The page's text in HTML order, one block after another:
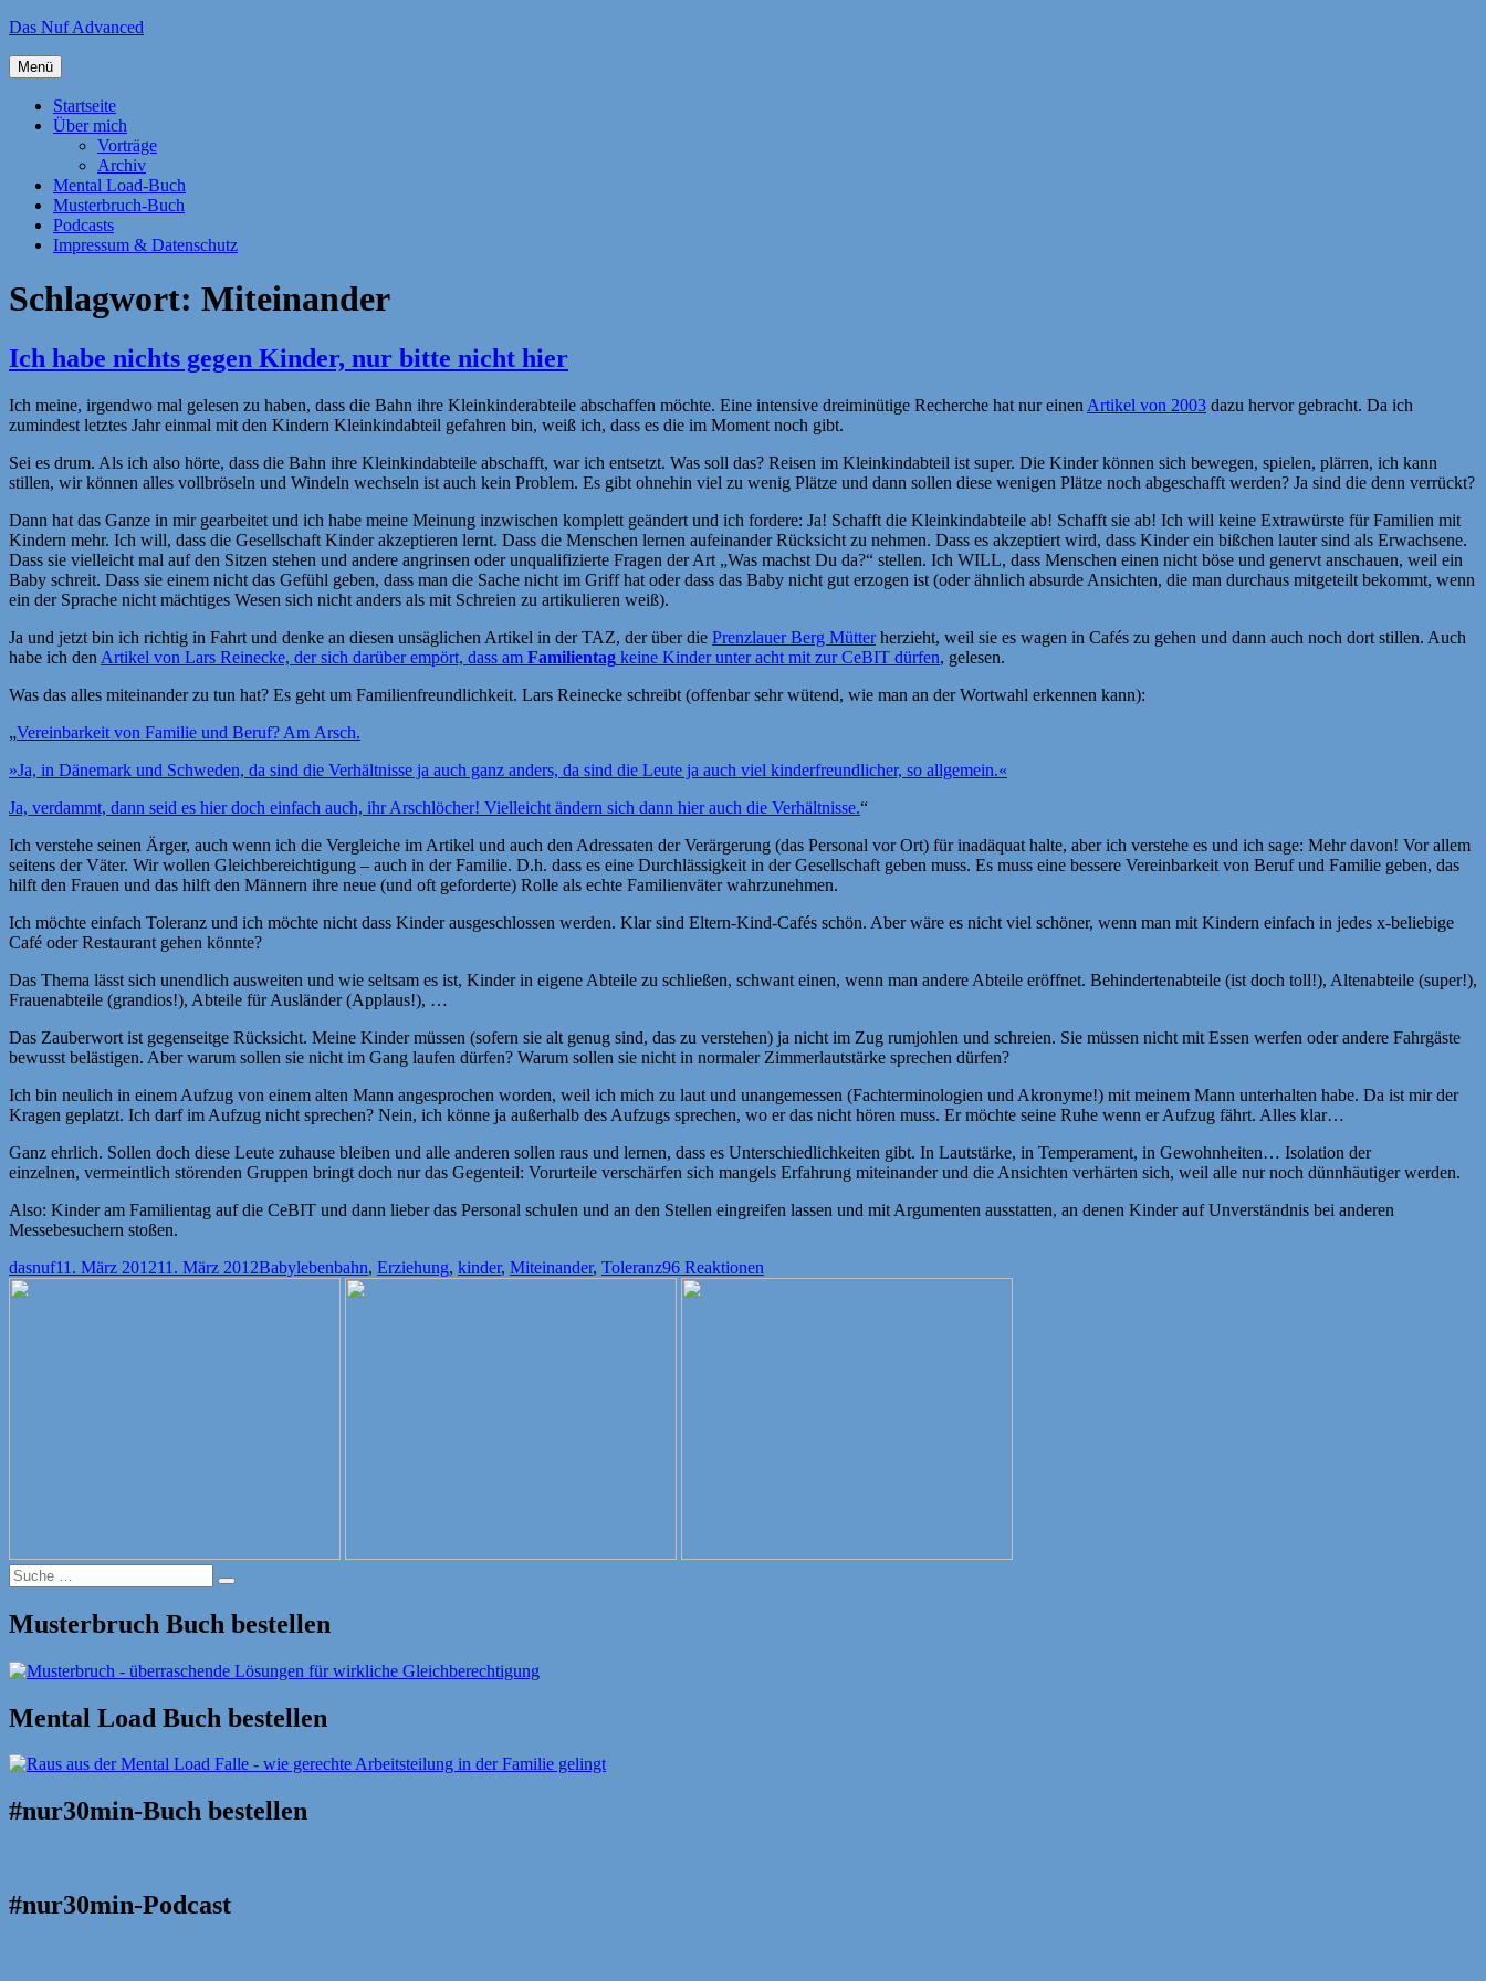
Zum
springen
Das Nuf Advanced
Menü
Startseite
Über mich
Vorträge
Archiv
Mental Load-Buch
Musterbruch-Buch
Podcasts
Impressum & Datenschutz
Schlagwort: Miteinander
Ich habe nichts gegen Kinder, nur bitte nicht hier
Ich meine, irgendwo mal gelesen zu haben, dass die Bahn ihre Kleinkinderabteile abschaffen möchte. Eine intensive dreiminütige Recherche hat nur einen Artikel von 2003 dazu hervor gebracht. Da ich
zumindest letztes Jahr einmal mit den Kindern Kleinkindabteil gefahren bin, weiß ich, dass es die im Moment noch gibt.
Sei es drum. Als ich also hörte, dass die Bahn ihre Kleinkindabteile abschafft, war ich entsetzt. Was soll das? Reisen im Kleinkindabteil ist super. Die Kinder können sich bewegen, spielen, plärren, ich kann
stillen, wir können alles vollbröseln und Windeln wechseln ist auch kein Problem. Es gibt ohnehin viel zu wenig Plätze und dann sollen diese wenigen Plätze noch abgeschafft werden? Ja sind die denn verrückt?
Dann hat das Ganze in mir gearbeitet und ich habe meine Meinung inzwischen komplett geändert und ich fordere: Ja! Schafft die Kleinkindabteile ab! Schafft sie ab! Ich will keine Extrawürste für Familien mit
Kindern mehr. Ich will, dass die Gesellschaft Kinder akzeptieren lernt. Dass die Menschen lernen aufeinander Rücksicht zu nehmen. Dass es akzeptiert wird, dass Kinder ein bißchen lauter sind als Erwachsene.
Dass sie vielleicht mal auf den Sitzen stehen und andere angrinsen oder unqualifizierte Fragen der Art „Was machst Du da?“ stellen. Ich WILL, dass Menschen einen nicht böse und genervt anschauen, weil ein
Baby schreit. Dass sie einem nicht das Gefühl geben, dass man die Sache nicht im Griff hat oder dass das Baby nicht gut erzogen ist (oder ähnlich absurde Ansichten, die man durchaus mitgeteilt bekommt, wenn
ein der Sprache nicht mächtiges Wesen sich nicht anders als mit Schreien zu artikulieren weiß).
Ja und jetzt bin ich richtig in Fahrt und denke an diesen unsäglichen Artikel in der TAZ, der über die Prenzlauer Berg Mütterherzieht, weil sie es wagen in Cafés zu gehen und dann auch noch dort stillen. Auch
habe ich den Artikel von Lars Reinecke, der sich darüber empört, dass am Familientag keine Kinder unter acht mit zur CeBIT dürfen, gelesen.
Was das alles miteinander zu tun hat? Es geht um Familienfreundlichkeit. Lars Reinecke schreibt (offenbar sehr wütend, wie man an der Wortwahl erkennen kann):
„Vereinbarkeit von Familie und Beruf? Am Arsch.
»Ja, in Dänemark und Schweden, da sind die Verhältnisse ja auch ganz anders, da sind die Leute ja auch viel kinderfreundlicher, so allgemein.«
Ja, verdammt, dann seid es hier doch einfach auch, ihr Arschlöcher! Vielleicht ändern sich dann hier auch die Verhältnisse.“
Ich verstehe seinen Ärger, auch wenn ich die Vergleiche im Artikel und auch den Adressaten der Verärgerung (das Personal vor Ort) für inadäquat halte, aber ich verstehe es und ich sage: Mehr davon! Vor allem
seitens der Väter. Wir wollen Gleichbereichtigung – auch in der Familie. D.h. dass es eine Durchlässigkeit in der Gesellschaft geben muss. Es muss eine bessere Vereinbarkeit von Beruf und Familie geben, das
hilft den Frauen und das hilft den Männern ihre neue (und oft geforderte) Rolle als echte Familienväter wahrzunehmen.
Ich möchte einfach Toleranz und ich möchte nicht dass Kinder ausgeschlossen werden. Klar sind Eltern-Kind-Cafés schön. Aber wäre es nicht viel schöner, wenn man mit Kindern einfach in jedes x-beliebige
Café oder Restaurant gehen könnte?
Das Thema lässt sich unendlich ausweiten und wie seltsam es ist, Kinder in eigene Abteile zu schließen, schwant einen, wenn man andere Abteile eröffnet. Behindertenabteile (ist doch toll!), Altenabteile (super!),
Frauenabteile (grandios!), Abteile für Ausländer (Applaus!), …
Das Zauberwort ist gegenseitge Rücksicht. Meine Kinder müssen (sofern sie alt genug sind, das zu verstehen) ja nicht im Zug rumjohlen und schreien. Sie müssen nicht mit Essen werfen oder andere Fahrgäste
bewusst belästigen. Aber warum sollen sie nicht im Gang laufen dürfen? Warum sollen sie nicht in normaler Zimmerlautstärke sprechen dürfen?
Ich bin neulich in einem Aufzug von einem alten Mann angesprochen worden, weil ich mich zu laut und unangemessen (Fachterminologien und Akronyme!) mit meinem Mann unterhalten habe. Da ist mir der
Kragen geplatzt. Ich darf im Aufzug nicht sprechen? Nein, ich könne ja außerhalb des Aufzugs sprechen, wo er das nicht hören muss. Er möchte seine Ruhe wenn er Aufzug fährt. Alles klar…
Ganz ehrlich. Sollen doch diese Leute zuhause bleiben und alle anderen sollen raus und lernen, dass es Unterschiedlichkeiten gibt. In Lautstärke, in Temperament, in Gewohnheiten… Isolation der
einzelnen, vermeintlich störenden Gruppen bringt doch nur das Gegenteil: Vorurteile verschärfen sich mangels Erfahrung miteinander und die Ansichten verhärten sich, weil alle nur noch dünnhäutiger werden.
Also: Kinder am Familientag auf die CeBIT und dann lieber das Personal schulen und an den Stellen eingreifen lassen und mit Argumenten ausstatten, an denen Kinder auf Unverständnis bei anderen
Messebesuchern stoßen.
Autor
dasnufVeröffentlicht
11. März 201211. März 2012Kategorien
BabylebenSchlagwörter
bahn, Erziehung, kinder, Miteinander, Toleranz96 Reaktionen
Suche
nach:
Suche
Musterbruch Buch bestellen
Mental Load Buch bestellen
#nur30min-Buch bestellen
#nur30min-Podcast